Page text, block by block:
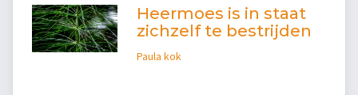
Heermoes is in staat
zichzelf te bestrijden
Paula kok